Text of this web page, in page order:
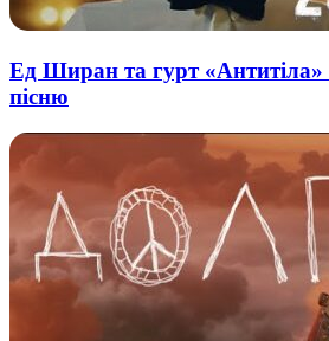
Ед Ширан та гурт «Антитіла»
пісню